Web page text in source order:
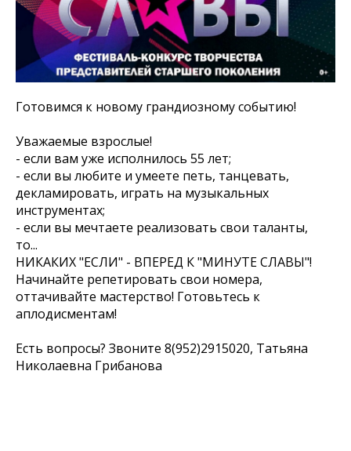
Готовимся к новому грандиозному событию!
Уважаемые взрослые!
- если вам уже исполнилось 55 лет;
- если вы любите и умеете петь, танцевать,
декламировать, играть на музыкальных
инструментах;
- если вы мечтаете реализовать свои таланты,
то...
НИКАКИХ "ЕСЛИ" - ВПЕРЕД К "МИНУТЕ СЛАВЫ"!
Начинайте репетировать свои номера,
оттачивайте мастерство! Готовьтесь к
аплодисментам!
Есть вопросы? Звоните 8(952)2915020, Татьяна
Николаевна Грибанова